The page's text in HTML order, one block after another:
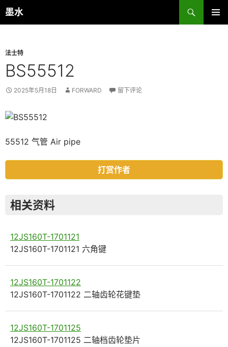
跳
至
墨水
搜
索
法士特
BS55512
2025年5月18日 FORWARD 留下评论
55512 气管 Air pipe
打赏作者
相关资料
12JS160T-1701121
12JS160T-1701121 六角键
12JS160T-1701122
12JS160T-1701122 二轴齿轮花键垫
12JS160T-1701125
12JS160T-1701125 二轴档齿轮垫片